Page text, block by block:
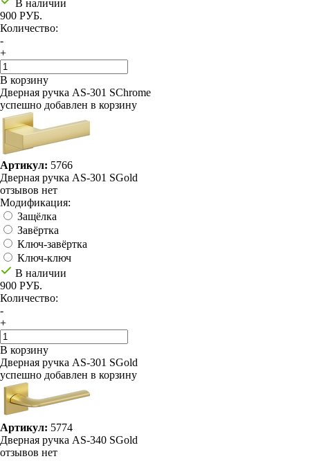
В наличии
900 РУБ.
Количество:
-
+
В корзину
Дверная ручка AS-301 SChrome
успешно добавлен в корзину
Артикул: 5766
Дверная ручка AS-301 SGold
отзывов нет
Модификация:
Защёлка
Завёртка
Ключ-завёртка
Ключ-ключ
В наличии
900 РУБ.
Количество:
-
+
В корзину
Дверная ручка AS-301 SGold
успешно добавлен в корзину
Артикул: 5774
Дверная ручка AS-340 SGold
отзывов нет